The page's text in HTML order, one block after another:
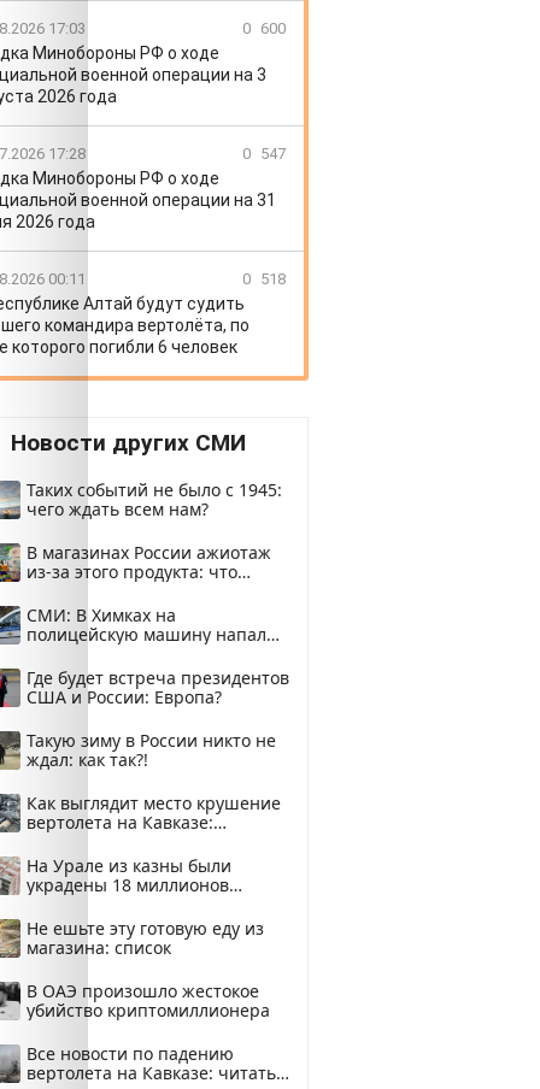
17:03 0 600
Минобороны РФ о ходе
военной операции на 3
2026 года
17:28 0 547
Минобороны РФ о ходе
военной операции на 31
2026 года
00:11 0 518
Алтай будут судить
командира вертолёта, по
которого погибли 6 человек
Новости других СМИ
Таких событий не было с 1945:
чего ждать всем нам?
В магазинах России ажиотаж
из-за этого продукта: что
СМИ: В Химках на
полицейскую машину напали
Где будет встреча президентов
США и России: Европа?
Такую зиму в России никто не
ждал: как так?!
Как выглядит место крушение
вертолета на Кавказе:
На Урале из казны были
украдены 18 миллионов
Не ешьте эту готовую еду из
магазина: список
В ОАЭ произошло жестокое
убийство криптомиллионера
Все новости по падению
вертолета на Кавказе: читать